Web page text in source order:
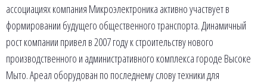
ассоциациях компания Микроэлектроника активно участвует в
формировании будущего общественного транспорта. Динамичный
рост компании привел в 2007 году к строительству нового
производственного и административного комплекса городе Высоке
Мыто. Ареал оборудован по последнему слову техники для